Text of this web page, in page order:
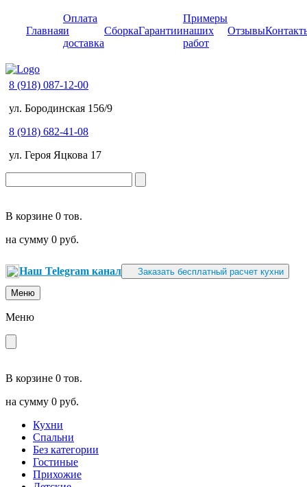
Главная
Оплата
и
доставка
СборкаГарантии
Примеры
наших
работ
Отзывы
8 (918) 087-12-00
ул. Бородинская 156/9
8 (918) 682-41-08
ул. Героя Яцкова 17
В корзине 0 тов.
на сумму 0 руб.
Наш Telegram канал Заказать бесплатный расчет кухни
Меню
Меню
В корзине 0 тов.
на сумму 0 руб.
Кухни
Спальни
Без категории
Гостиные
Прихожие